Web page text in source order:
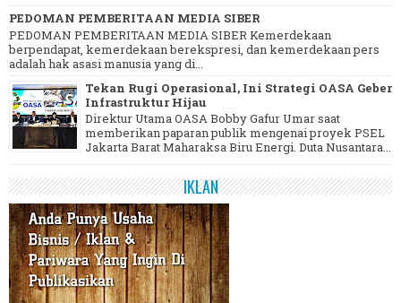
PEDOMAN PEMBERITAAN MEDIA SIBER
PEDOMAN PEMBERITAAN MEDIA SIBER Kemerdekaan
berpendapat, kemerdekaan berekspresi, dan kemerdekaan pers
adalah hak asasi manusia yang di...
Tekan Rugi Operasional, Ini Strategi OASA Geber
Infrastruktur Hijau
Direktur Utama OASA Bobby Gafur Umar saat
memberikan paparan publik mengenai proyek PSEL
Jakarta Barat Maharaksa Biru Energi. Duta Nusantara...
IKLAN